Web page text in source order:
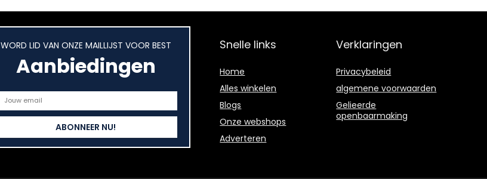
WORD LID VAN ONZE MAILLIJST VOOR BEST
Aanbiedingen
Snelle links
Home
Alles winkelen
Blogs
Onze webshops
Adverteren
Verklaringen
Privacybeleid
algemene voorwaarden
Gelieerde
openbaarmaking